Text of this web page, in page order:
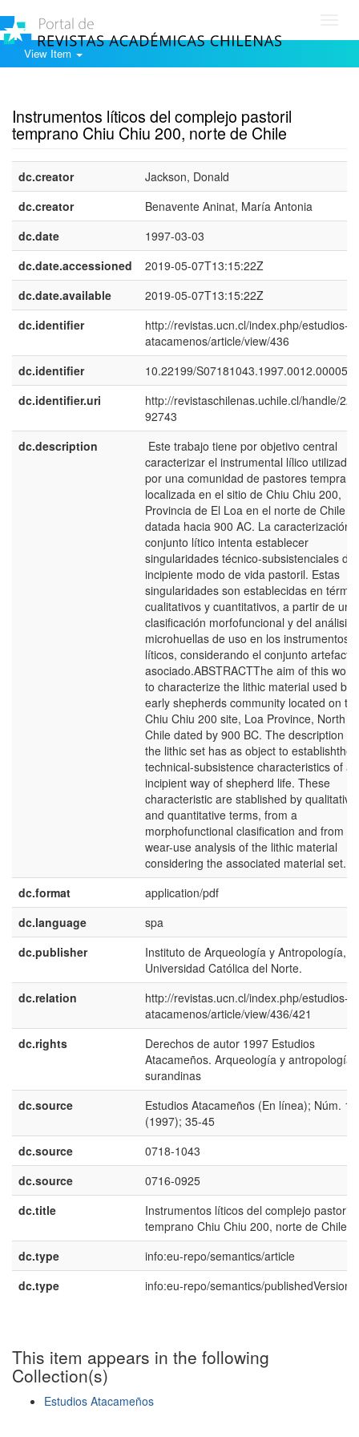
View Item
Instrumentos líticos del complejo pastoril
temprano Chiu Chiu 200, norte de Chile
dc.creator
Jackson, Donald
dc.creator
Benavente Aninat, María Antonia
dc.date
1997-03-03
dc.date.accessioned
2019-05-07T13:15:22Z
dc.date.available
2019-05-07T13:15:22Z
dc.identifier
http://revistas.ucn.cl/index.php/estudios-
atacamenos/article/view/436
dc.identifier
10.22199/S07181043.1997.0012.00005
dc.identifier.uri
http://revistaschilenas.uchile.cl/handle/
92743
dc.description
Este trabajo tiene por objetivo central
caracterizar el instrumental lílico utilizado
por una comunidad de pastores
localizada en el sitio de Chiu Chiu 200,
Provincia de El Loa en el norte de Chile y
datada hacia 900 AC. La caracterización
conjunto lítico intenta establecer
singularidades técnico-subsistenciales de
incipiente modo de vida pastoril. Estas
singularidades son establecidas en
cualitativos y cuantitativos, a partir de una
clasificación morfofuncional y del análisis
microhuellas de uso en los instrumentos
líticos, considerando el conjunto
asociado.ABSTRACTThe aim of this work
to characterize the lithic material used by
early shepherds community located on
Chiu Chiu 200 site, Loa Province, North of
Chile dated by 900 BC. The description of
the lithic set has as object to establishthe
technical-subsistence characteristics of an
incipient way of shepherd life. These
characteristic are stablished by qualitative
and quantitative terms, from a
morphofunctional clasification and from
wear-use analysis of the lithic material
considering the associated material set.
dc.format
application/pdf
dc.language
spa
dc.publisher
Instituto de Arqueología y Antropología,
Universidad Católica del Norte.
dc.relation
http://revistas.ucn.cl/index.php/estudios-
atacamenos/article/view/436/421
dc.rights
Derechos de autor 1997 Estudios
Atacameños. Arqueología y antropología
surandinas
dc.source
Estudios Atacameños (En línea); Núm. 12
(1997); 35-45
dc.source
0718-1043
dc.source
0716-0925
dc.title
Instrumentos líticos del complejo pastoril
temprano Chiu Chiu 200, norte de Chile
dc.type
info:eu-repo/semantics/article
dc.type
info:eu-repo/semantics/publishedVersion
This item appears in the following
Collection(s)
Estudios Atacameños